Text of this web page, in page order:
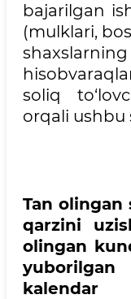
bajarilgan
(mulklari,
soliq
orqali ushbu
Tan olingan
qarzini
olingan